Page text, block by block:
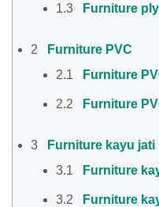
1.3 Furniture
2
Furniture PVC
2.1
Furniture
2.2 Furniture
3
Furniture kayu jati
3.1
Furniture
3.2 Furniture